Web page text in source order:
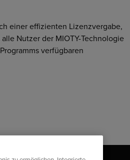
einer effizienten Lizenzvergabe,
Nutzer der MIOTY-Technologie
verfügbaren